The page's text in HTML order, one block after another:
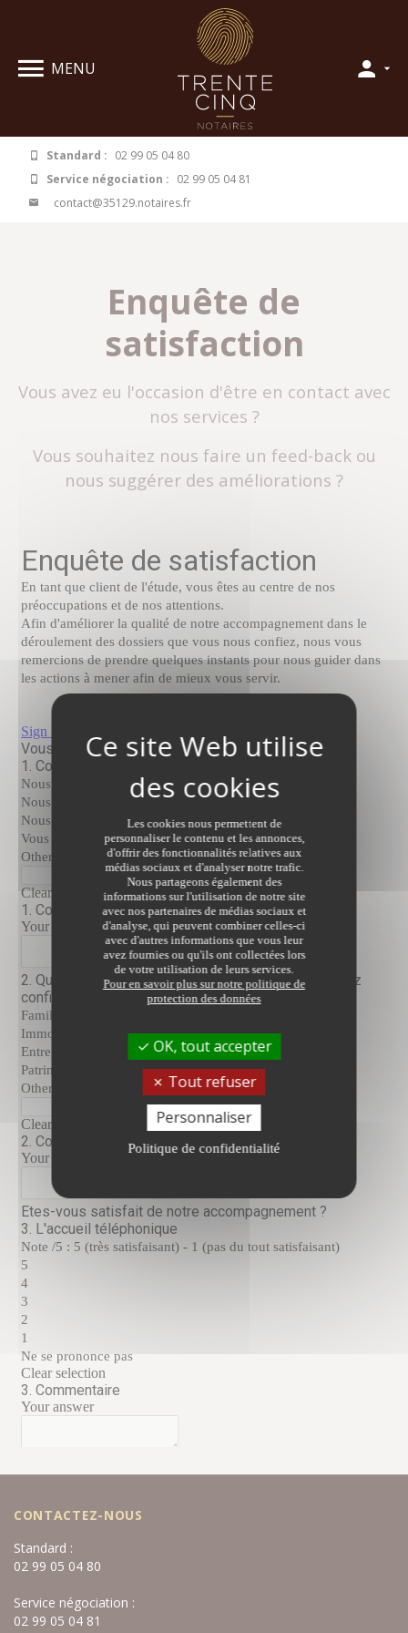
MENU
Standard : 02 99 05 04 80
Service négociation : 02 99 05 04 81
contact@35129.notaires.fr
Enquête de
satisfaction
Vous avez eu l'occasion d'être en contact avec
nos services ?
Vous souhaitez nous faire un feed-back ou
nous suggérer des améliorations ?
CONTACTEZ-NOUS
Standard :
02 99 05 04 80
Service négociation :
02 99 05 04 81
Panneau de gestion des cookies
Les cookies nous permettent de
personnaliser le contenu et les annonces,
d'offrir des fonctionnalités relatives aux
médias sociaux et d'analyser notre trafic.
Nous partageons également des
informations sur l'utilisation de notre site
avec nos partenaires de médias sociaux et
d'analyse, qui peuvent combiner celles-ci
avec d'autres informations que vous leur
avez fournies ou qu'ils ont collectées lors
de votre utilisation de leurs services.
Pour en savoir plus sur notre politique de
protection des données
OK, tout accepter
Tout refuser
Personnaliser
Politique de confidentialité